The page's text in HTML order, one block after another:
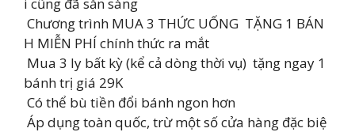
Chương trình MUA 3 THỨC UỐNG TẶNG 1 BÁN
H MIỄN PHÍ chính thức ra mắt
Mua 3 ly bất kỳ (kể cả dòng thời vụ) tặng ngay 1
bánh trị giá 29K
Có thể bù tiền đổi bánh ngon hơn
Áp dụng toàn quốc, trừ một số cửa hàng đặc biệ